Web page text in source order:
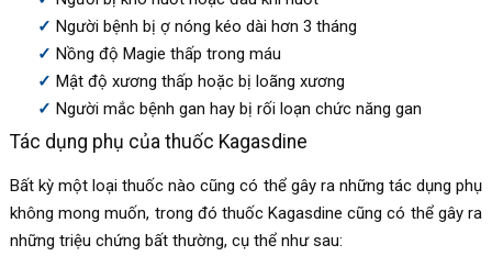
Người bệnh bị ợ nóng kéo dài hơn 3 tháng
Nồng độ Magie thấp trong máu
Mật độ xương thấp hoặc bị loãng xương
Người mắc bệnh gan hay bị rối loạn chức năng gan
Tác dụng phụ của thuốc Kagasdine
Bất kỳ một loại thuốc nào cũng có thể gây ra những tác dụng phụ
không mong muốn, trong đó thuốc Kagasdine cũng có thể gây ra
những triệu chứng bất thường, cụ thể như sau: